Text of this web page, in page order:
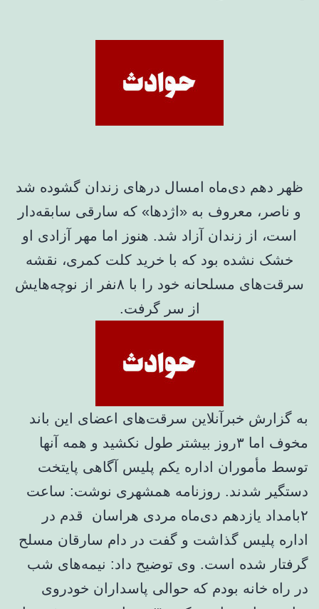
ظهر دهم دی‌ماه امسال درهای زندان گشوده شد
و ناصر، معروف به «اژدها» که سارقی سابقه‌دار
است، از زندان آزاد شد. هنوز اما مهر آزادی او
خشک نشده بود که با خرید کلت کمری، نقشه
سرقت‌های مسلحانه خود را با ۸نفر از نوچه‌هایش
از سر گرفت.
به گزارش خبرآنلاین سرقت‌های اعضای این باند
مخوف اما ۳روز بیشتر طول نکشید و همه آنها
توسط مأموران اداره یکم پلیس آگاهی پایتخت
دستگیر شدند. روزنامه همشهری نوشت: ساعت
۲بامداد یازدهم دی‌ماه مردی هراسان قدم در
اداره پلیس گذاشت و گفت در دام سارقان مسلح
گرفتار شده است. وی توضیح داد: نیمه‌های شب
در راه خانه بودم که حوالی پاسداران خودروی